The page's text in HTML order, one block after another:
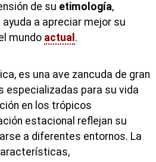
de su etimología,
a apreciar mejor su
mundo actual .
es una ave zancuda de gran
especializadas para su vida
en los trópicos
estacional reflejan su
a diferentes entornos. La